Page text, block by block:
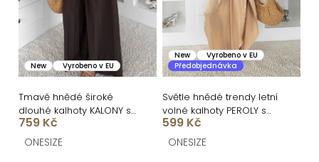
New Vyrobeno v EU
Tmavě hnědé široké
dlouhé kalhoty KALONY s
páskem
759 Kč
ONESIZE
New
Vyrobeno v EU
Předobjednávka
Světle hnědé trendy letní
volné kalhoty PEROLY s
rozparky
599 Kč
ONESIZE